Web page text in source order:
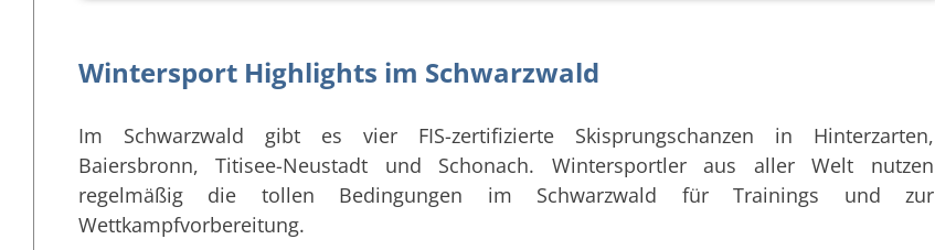
Wintersport Highlights im Schwarzwald
Im Schwarzwald gibt es vier FIS-zertifizierte Skisprungschanzen in Hinterzarten,
Baiersbronn, Titisee-Neustadt und Schonach. Wintersportler aus aller Welt nutzen
regelmäßig die tollen Bedingungen im Schwarzwald für Trainings und zur
Wettkampfvorbereitung.